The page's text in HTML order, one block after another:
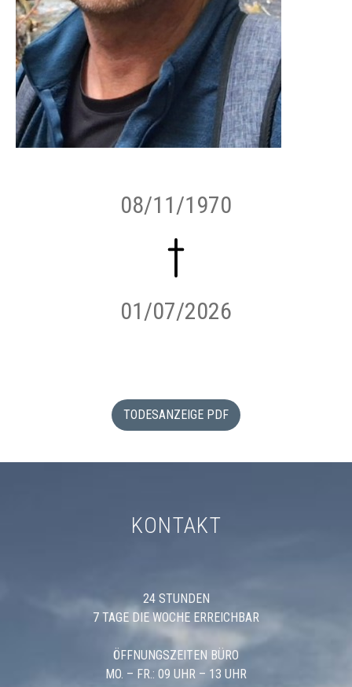
08/11/1970
01/07/2026
TODESANZEIGE PDF
KONTAKT
24 STUNDEN
7 TAGE DIE WOCHE ERREICHBAR
ÖFFNUNGSZEITEN BÜRO
MO. – FR.: 09 UHR – 13 UHR